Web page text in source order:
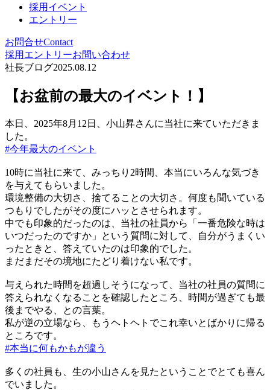
採用イベント
エントリー
お問合せContact
採用エントリーお問い合わせ
社長ブログ2025.08.12
【お盆前の最大のイベント！】
本日、2025年8月12日、小山昇さんに当社に来ていただきま
した。
#今年最大のイベント
10時に当社に来て、みっちり2時間、本当にいろんな気づき
を与えてもらいました。
環境整備の大切さ、捨てることの大切さ。何度も聞いている
つもりでしたがその度にハッとさせられます。
中でも印象的だったのは、当社の社員から「一番危険な時は
いつだったのですか」という質問に対して、自分がうまくい
ったときと、答えていたのは印象的でした。
まだまだその境地にたどり着けない私です。
与えられた時間を超過しそうになって、当社の社員の質問に
答えられなくなることを確認したところ、時間が過ぎても最
後までやる、との言葉。
私が逆の立場なら、もうヘトヘトでこれ幸いとばかりに帰る
ところです。
#本当に何もかもが違う
多くの社員も、生の小山さんを見たということでとても喜ん
でいました。